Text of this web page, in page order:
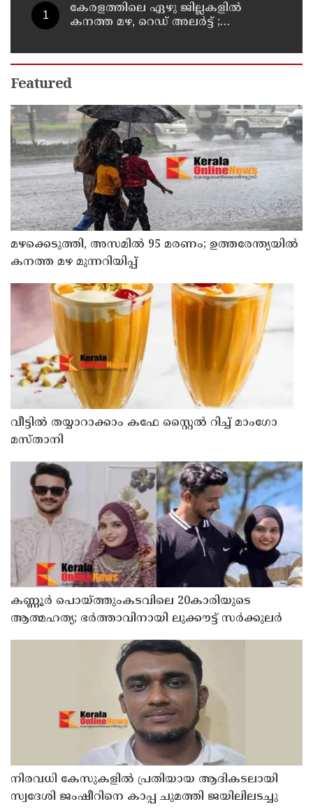
കേരളത്തിലെ ഏഴു ജില്ലകളിൽ
കനത്ത മഴ, റെഡ് അലർട്ട് ;
സാധ്യത
Featured
മഴക്കെടുത്തി, അസമിൽ 95 മരണം; ഉത്തരേന്ത്യയില്‍
കനത്ത മഴ മുന്നറിയിപ്പ്
വീട്ടിൽ തയ്യാറാക്കാം കഫേ സ്റ്റൈൽ റിച്ച് മാംഗോ
മസ്താനി
കണ്ണൂർ പൊയ്ത്തുംകടവിലെ 20കാരിയുടെ
ആത്മഹത്യ; ഭർത്താവിനായി ലുക്കൗട്ട് സർക്കുലർ
നിരവധി കേസുകളിൽ പ്രതിയായ ആദികടലായി
സ്വദേശി ജംഷീറിനെ കാപ്പ ചുമത്തി ജയിലിലടച്ചു